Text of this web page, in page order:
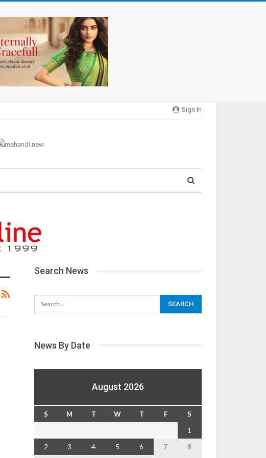
Sign In
Search News
News By Date
August 2026
S M T W T F
S
1
2
3 4 5 6 7 8